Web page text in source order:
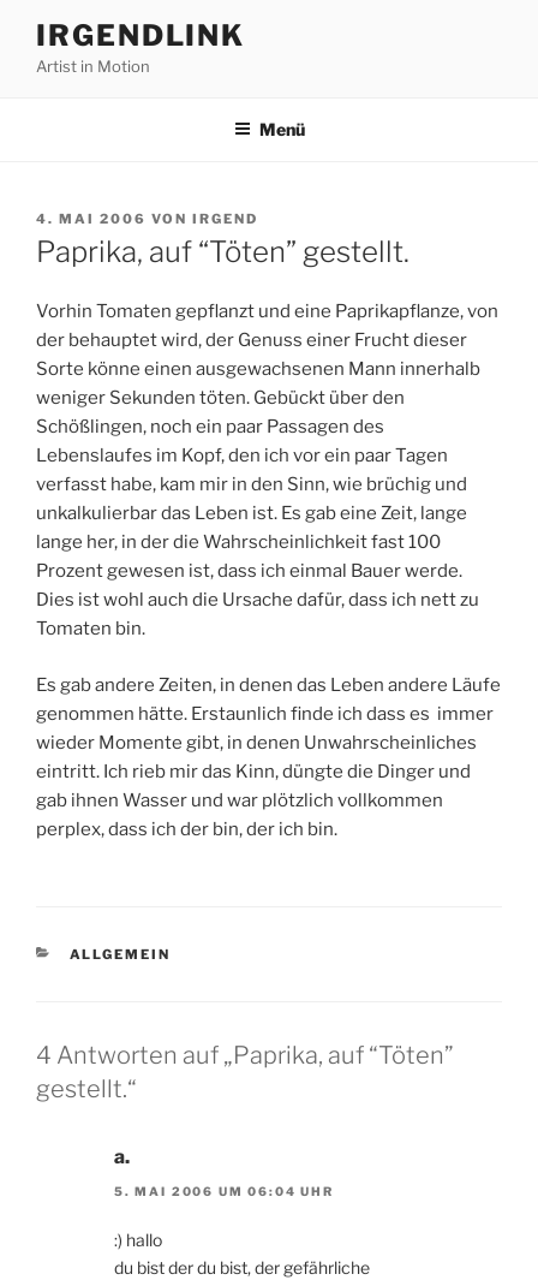
Inhalt
springen
IRGENDLINK
Artist in Motion
Menü
VERÖFFENTLICHT
AM
4. MAI 2006 VON IRGEND
Paprika, auf “Töten” gestellt.
Vorhin Tomaten gepflanzt und eine Paprikapflanze, von
der behauptet wird, der Genuss einer Frucht dieser
Sorte könne einen ausgewachsenen Mann innerhalb
weniger Sekunden töten. Gebückt über den
Schößlingen, noch ein paar Passagen des
Lebenslaufes im Kopf, den ich vor ein paar Tagen
verfasst habe, kam mir in den Sinn, wie brüchig und
unkalkulierbar das Leben ist. Es gab eine Zeit, lange
lange her, in der die Wahrscheinlichkeit fast 100
Prozent gewesen ist, dass ich einmal Bauer werde.
Dies ist wohl auch die Ursache dafür, dass ich nett zu
Tomaten bin.
Es gab andere Zeiten, in denen das Leben andere Läufe
genommen hätte. Erstaunlich finde ich dass es immer
wieder Momente gibt, in denen Unwahrscheinliches
eintritt. Ich rieb mir das Kinn, düngte die Dinger und
gab ihnen Wasser und war plötzlich vollkommen
perplex, dass ich der bin, der ich bin.
KATEGORIEN
ALLGEMEIN
4 Antworten auf „Paprika, auf “Töten”
gestellt.“
a.
5. MAI 2006 UM 06:04 UHR
:) hallo
du bist der du bist, der gefährliche